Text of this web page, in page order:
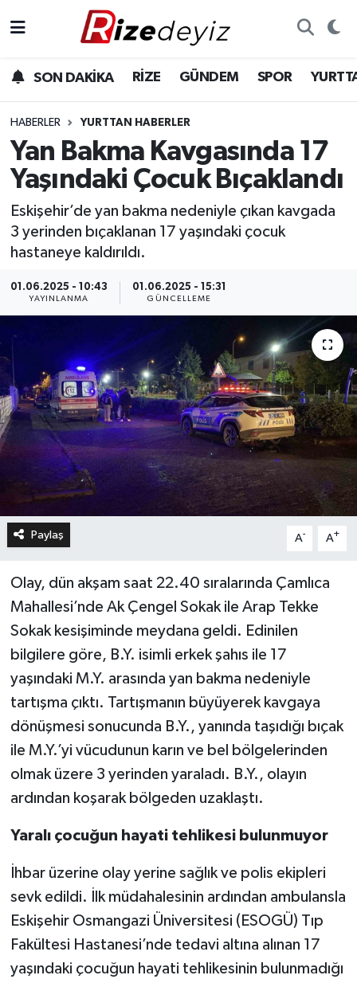
SON DAKİKA RİZE GÜNDEM SPOR
HABERLER YURTTAN HABERLER
Yan Bakma Kavgasında 17
Yaşındaki Çocuk Bıçaklandı
Eskişehir’de yan bakma nedeniyle çıkan kavgada
3 yerinden bıçaklanan 17 yaşındaki çocuk
hastaneye kaldırıldı.
01.06.2025 - 10:43
YAYINLANMA
01.06.2025 - 15:31
GÜNCELLEME
Paylaş A- A+
Olay, dün akşam saat 22.40 sıralarında Çamlıca
Mahallesi’nde Ak Çengel Sokak ile Arap Tekke
Sokak kesişiminde meydana geldi. Edinilen
bilgilere göre, B.Y. isimli erkek şahıs ile 17
yaşındaki M.Y. arasında yan bakma nedeniyle
tartışma çıktı. Tartışmanın büyüyerek kavgaya
dönüşmesi sonucunda B.Y., yanında taşıdığı bıçak
ile M.Y.’yi vücudunun karın ve bel bölgelerinden
olmak üzere 3 yerinden yaraladı. B.Y., olayın
ardından koşarak bölgeden uzaklaştı.
Yaralı çocuğun hayati tehlikesi bulunmuyor
İhbar üzerine olay yerine sağlık ve polis ekipleri
sevk edildi. İlk müdahalesinin ardından ambulansla
Eskişehir Osmangazi Üniversitesi (ESOGÜ) Tıp
Fakültesi Hastanesi’nde tedavi altına alınan 17
yaşındaki çocuğun hayati tehlikesinin bulunmadığı
Gündem
Yurttan Haberler
Ekonomi
Teknoloji
Sağlık
Rize Hava Durumu
Rize Trafik Yoğunluk Haritası
Süper Lig Puan Durumu ve Fikstür
Tüm Manşetler
Son Dakika Haberleri
Haber Arşivi